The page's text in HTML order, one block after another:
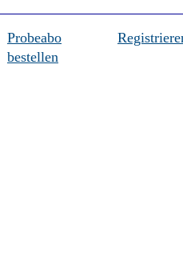
Probeabo
bestellen